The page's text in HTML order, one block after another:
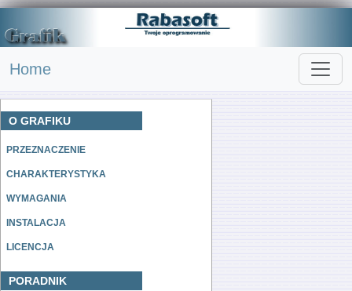
Home
O GRAFIKU
PRZEZNACZENIE
CHARAKTERYSTYKA
WYMAGANIA
INSTALACJA
LICENCJA
PORADNIK